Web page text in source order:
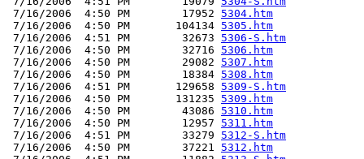
7/16/2006  4:50 PM        17952 5304.htm
7/16/2006  4:50 PM       104134 5305.htm
7/16/2006  4:51 PM        32673 5306-S.htm
7/16/2006  4:50 PM        32716 5306.htm
7/16/2006  4:50 PM        29082 5307.htm
7/16/2006  4:50 PM        18384 5308.htm
7/16/2006  4:51 PM       129658 5309-S.htm
7/16/2006  4:50 PM       131235 5309.htm
7/16/2006  4:50 PM        43086 5310.htm
7/16/2006  4:50 PM        12957 5311.htm
7/16/2006  4:51 PM        33279 5312-S.htm
7/16/2006  4:50 PM        37221 5312.htm